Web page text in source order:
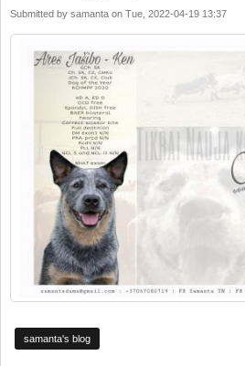
Submitted by samanta on Tue, 2022-04-19 13:37
samanta's blog